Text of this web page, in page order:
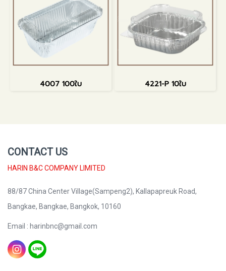
4007 100ใบ 4221-P 10ใบ
CONTACT US
HARIN B&C COMPANY LIMITED
88/87 China Center Village(Sampeng2), Kallapapreuk Road,
Bangkae, Bangkae, Bangkok, 10160
Email : harinbnc@gmail.com